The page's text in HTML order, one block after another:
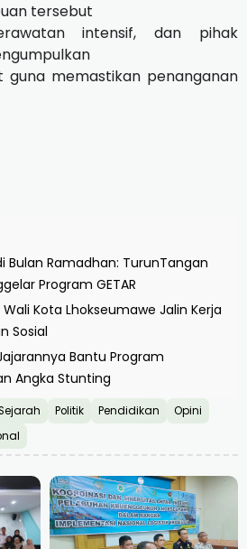
tersebut
intensif, dan pihak
guna memastikan penanganan
Bulan Ramadhan: TurunTangan
Program GETAR
Wali Kota Lhokseumawe Jalin Kerja
Sosial
Bantu Program
Angka Stunting
Politik Pendidikan
Opini